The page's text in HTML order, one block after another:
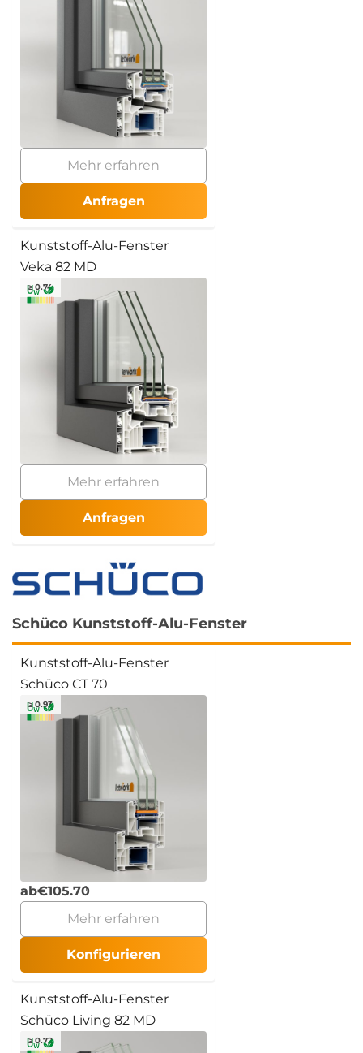
Mehr erfahren
Anfragen
Kunststoff-Alu-Fenster
Veka 82 MD
≥ 0.74
Mehr erfahren
Anfragen
Schüco Kunststoff-Alu-Fenster
Kunststoff-Alu-Fenster
Schüco CT 70
≥ 0.93
ab€105.70
Mehr erfahren
Konfigurieren
Kunststoff-Alu-Fenster
Schüco Living 82 MD
≥ 0.72